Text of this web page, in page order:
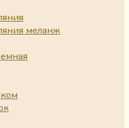
меланж